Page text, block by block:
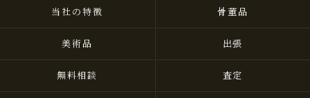
当社の特徴 骨董品
美術品 出張
無料相談 査定